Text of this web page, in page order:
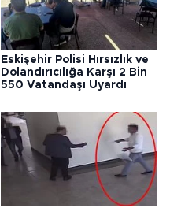
Eskişehir Polisi Hırsızlık ve
Dolandırıcılığa Karşı 2 Bin
550 Vatandaşı Uyardı